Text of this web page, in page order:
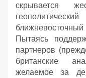
скрывается
Пытаясь
партнеров
британские
желаемое за